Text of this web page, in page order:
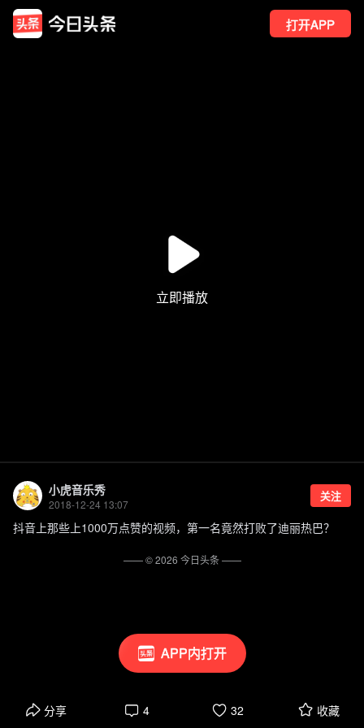
打开APP
APP内打开
小虎音乐秀
2018-12-24 13:07
关注
抖音上那些上1000万点赞的视频，第一名竟然打败了迪丽热巴？
分享 4 32 收藏
—— ©2026 今日头条——